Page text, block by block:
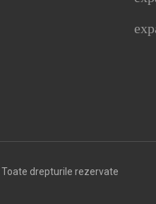
Toate drepturile rezervate